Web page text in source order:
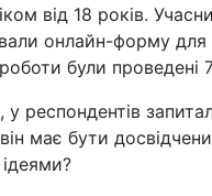
від 18 років.
онлайн-форму для
були проведені
у респондентів
має бути